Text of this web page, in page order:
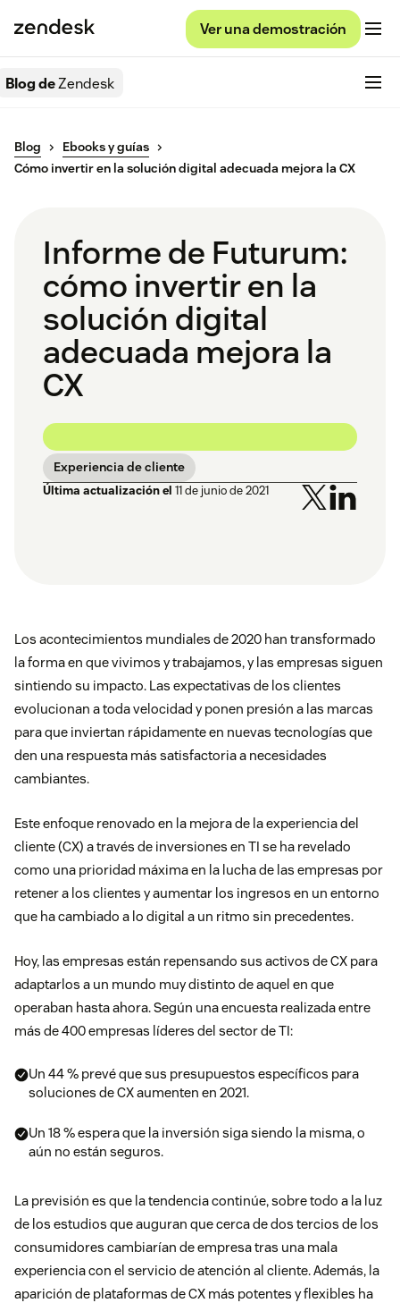
Ver una demostración
Blog deZendesk
Blog
Ebooks y guías
Cómo invertir en la solución digital adecuada mejora la CX
Informe de Futurum:
cómo invertir en la
solución digital
adecuada mejora la
CX
Experiencia de cliente
Última actualización el 11 de junio de 2021
Los acontecimientos mundiales de 2020 han transformado
la forma en que vivimos y trabajamos, y las empresas siguen
sintiendo su impacto. Las expectativas de los clientes
evolucionan a toda velocidad y ponen presión a las marcas
para que inviertan rápidamente en nuevas tecnologías que
den una respuesta más satisfactoria a necesidades
cambiantes.
Este enfoque renovado en la mejora de la experiencia del
cliente (CX) a través de inversiones en TI se ha revelado
como una prioridad máxima en la lucha de las empresas por
retener a los clientes y aumentar los ingresos en un entorno
que ha cambiado a lo digital a un ritmo sin precedentes.
Hoy, las empresas están repensando sus activos de CX para
adaptarlos a un mundo muy distinto de aquel en que
operaban hasta ahora. Según una encuesta realizada entre
más de 400 empresas líderes del sector de TI:
Un 44 % prevé que sus presupuestos específicos para
soluciones de CX aumenten en 2021.
Un 18 % espera que la inversión siga siendo la misma, o
aún no están seguros.
La previsión es que la tendencia continúe, sobre todo a la luz
de los estudios que auguran que cerca de dos tercios de los
consumidores cambiarían de empresa tras una mala
experiencia con el servicio de atención al cliente. Además, la
aparición de plataformas de CX más potentes y flexibles ha